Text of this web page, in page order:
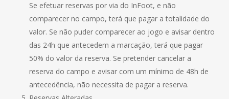
Se efetuar reservas por via do InFoot, e não
comparecer no campo, terá que pagar a totalidade do
valor. Se não puder comparecer ao jogo e avisar dentro
das 24h que antecedem a marcação, terá que pagar
50% do valor da reserva. Se pretender cancelar a
reserva do campo e avisar com um mínimo de 48h de
antecedência, não necessita de pagar a reserva.